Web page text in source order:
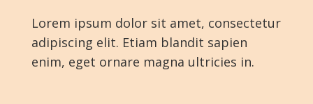
Lorem ipsum dolor sit amet, consectetur
adipiscing elit. Etiam blandit sapien
enim, eget ornare magna ultricies in.